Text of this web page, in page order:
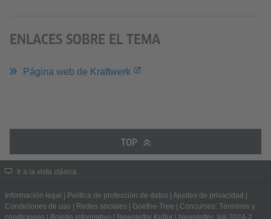
ENLACES SOBRE EL TEMA
Página web de Kraftwerk
TOP
Ir a la vista clásica
Información legal Política de protección de datos Ajustes de privacidad
Condiciones de uso
Redes sociales Goethe-Tree
Concursos: Términos y
condiciones
Boletín informativo Newsletter Kultur Newsletter Juli 2024-2